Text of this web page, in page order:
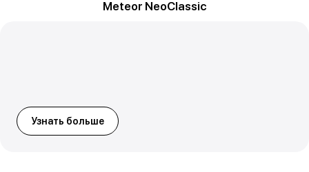
Meteor NeoClassic
Узнать больше